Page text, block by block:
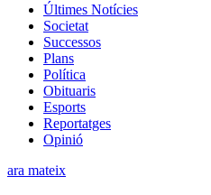
Últimes Notícies
Societat
Successos
Plans
Política
Obituaris
Esports
Reportatges
Opinió
ara mateix